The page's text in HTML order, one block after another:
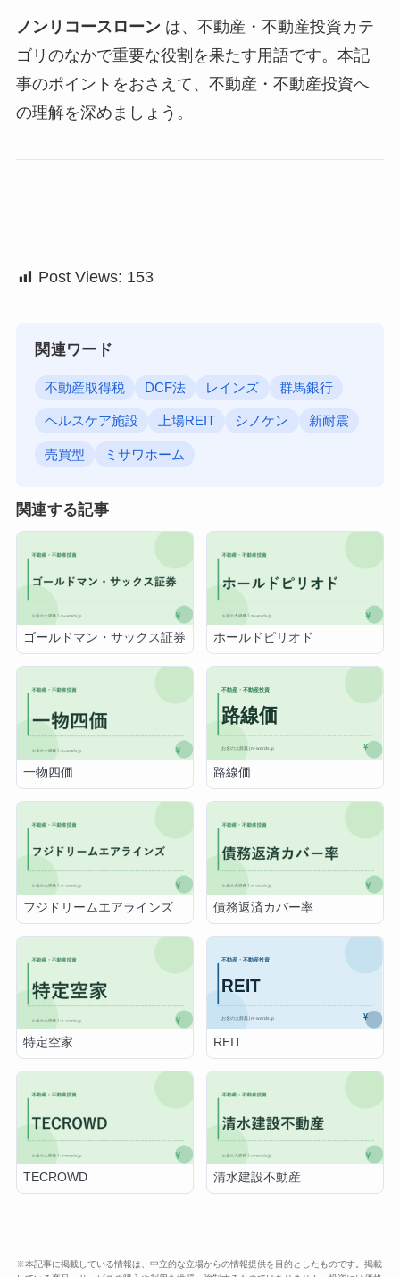
ノンリコースローンは、不動産・不動産投資カテ
ゴリのなかで重要な役割を果たす用語です。本記
事のポイントをおさえて、不動産・不動産投資へ
の理解を深めましょう。
Post Views: 153
関連ワード
不動産取得税 DCF法 レインズ 群馬銀行
ヘルスケア施設 上場REIT シノケン 新耐震
売買型 ミサワホーム
関連する記事
ゴールドマン・サックス証券 ホールドピリオド
一物四価 路線価
フジドリームエアラインズ 債務返済カバー率
特定空家 REIT
TECROWD 清水建設不動産
※本記事に掲載している情報は、中立的な立場からの情報提供を目的としたものです。掲載